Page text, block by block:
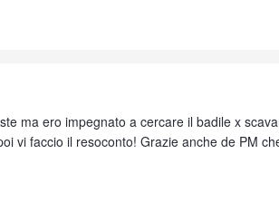
ma ero impegnato a cercare il badile x
vi faccio il resoconto! Grazie anche de PM